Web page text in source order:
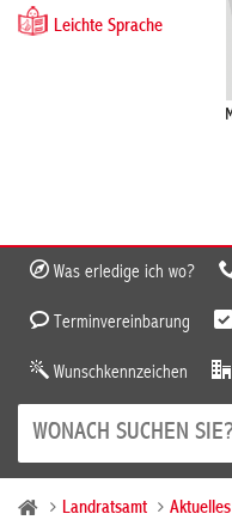
Leichte Sprache
Was erledige ich wo?
Terminvereinbarung
Wunschkennzeichen
Landratsamt Aktuelles